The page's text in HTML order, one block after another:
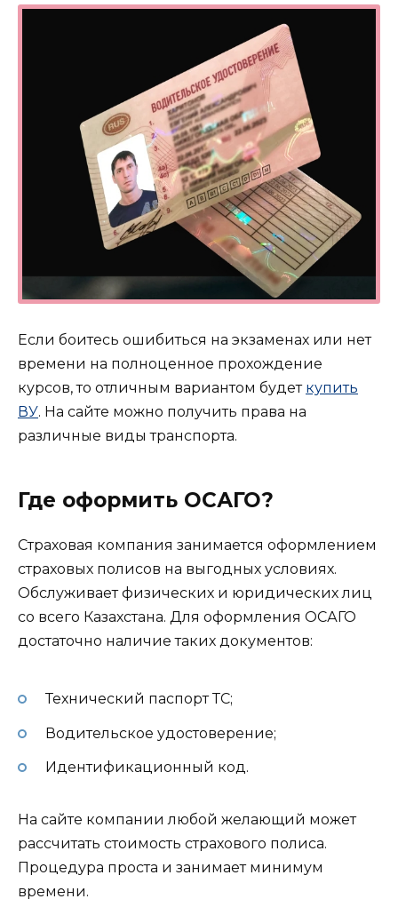
Если боитесь ошибиться на экзаменах или нет
времени на полноценное прохождение
курсов, то отличным вариантом будет купить
ВУ. На сайте можно получить права на
различные виды транспорта.
Где оформить ОСАГО?
Страховая компания занимается оформлением
страховых полисов на выгодных условиях.
Обслуживает физических и юридических лиц
со всего Казахстана. Для оформления ОСАГО
достаточно наличие таких документов:
Технический паспорт ТС;
Водительское удостоверение;
Идентификационный код.
На сайте компании любой желающий может
рассчитать стоимость страхового полиса.
Процедура проста и занимает минимум
времени.